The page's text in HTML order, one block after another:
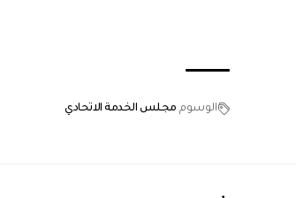
الوسوم مجلس الخدمة الاتحادي